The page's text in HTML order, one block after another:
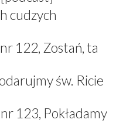
cudzych
122, Zostań, ta
św. Ricie
123, Pokładamy